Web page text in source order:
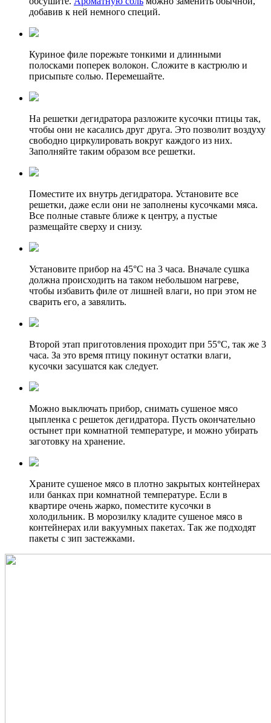
добавив к ней немного специй.
Куриное филе порежьте тонкими и длинными
полосками поперек волокон. Сложите в кастрюлю и
присыпьте солью. Перемешайте.
На решетки дегидратора разложите кусочки птицы так,
чтобы они не касались друг друга. Это позволит воздуху
свободно циркулировать вокруг каждого из них.
Заполняйте таким образом все решетки.
Поместите их внутрь дегидратора. Установите все
решетки, даже если они не заполнены кусочками мяса.
Все полные ставьте ближе к центру, а пустые
размещайте сверху и снизу.
Установите прибор на 45°C на 3 часа. Вначале сушка
должна происходить на таком небольшом нагреве,
чтобы избавить филе от лишней влаги, но при этом не
сварить его, а завялить.
Второй этап приготовления проходит при 55°C, так же 3
часа. За это время птицу покинут остатки влаги,
кусочки засушатся как следует.
Можно выключать прибор, снимать сушеное мясо
цыпленка с решеток дегидратора. Пусть окончательно
остынет при комнатной температуре, и можно убирать
заготовку на хранение.
Храните сушеное мясо в плотно закрытых контейнерах
или банках при комнатной температуре. Если в
квартире очень жарко, поместите кусочки в
холодильник. В морозилку кладите сушеное мясо в
контейнерах или вакуумных пакетах. Так же подходят
пакеты с зип застежками.